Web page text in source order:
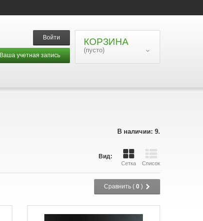
КОРЗИНА
(пусто)
Войти
Ваша учетная запись
В наличии: 9.
Вид:
Сетка Список
Сравнить ( 0 )